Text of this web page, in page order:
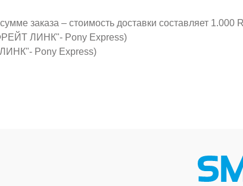
заказа – стоимость доставки составляет 1.000
ЛИНК"- Pony Express)
Pony Express)